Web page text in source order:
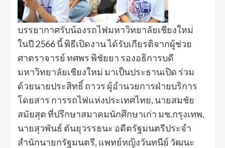
บรรยากาศรับน้องรถไฟมหาวิทยาลัยเชียงใหม่
ในปี 2566 นี้ พิธีเปิดงาน ได้รับเกียรติจากผู้ช่วย
ศาตราจารย์ ทศพร พิชัยยา รองอธิการบดี
มหาวิทยาลัยเชียงใหม่ มาเป็นประธานเปิด ร่วม
ด้วยนายประสิทธิ์ ถาวร ผู้อำนวยการฝ่ายบริการ
โดยสาร การรถไฟแห่งประเทศไทย, นายสมชัย
สมัยสุต ที่ปรึกษาสมาคมนักศึกษาเก่า มช.กรุงเทพ,
นายสุวพันธ์ ตันยุวรรธนะ อดีตรัฐมนตรีประจำ
สำนักนายกรัฐมนตรี, แพทย์หญิงวันทนีย์ วัฒนะ